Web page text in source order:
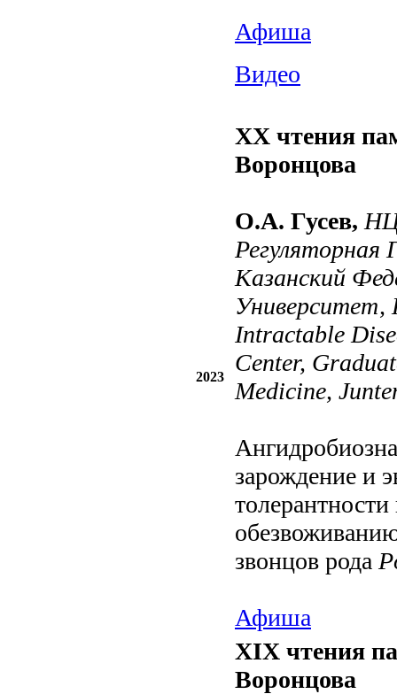
Афиша
Видео
2023
XX чтения
Воронцова
О.А. Гусев,
Регуляторная
Казанский
Университет,
Intractable
Center,
Medicine,
зарождение и
звонцов рода
Афиша
XIX чтения
Воронцова